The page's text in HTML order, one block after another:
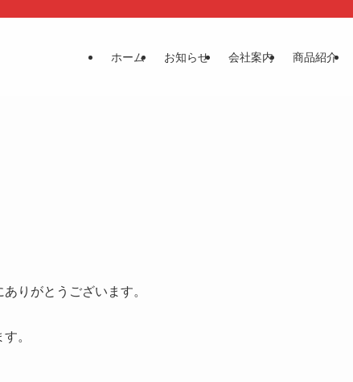
ホーム お知らせ 会社案内 商品紹介
りがとうございます。
。